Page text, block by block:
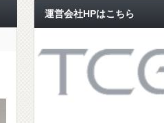
運営会社HPはこちら